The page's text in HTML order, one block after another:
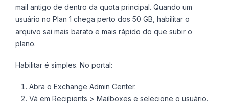
mail antigo de dentro da quota principal. Quando um
usuário no Plan 1 chega perto dos 50 GB, habilitar o
arquivo sai mais barato e mais rápido do que subir o
plano.
Habilitar é simples. No portal:
Abra o Exchange Admin Center.
Vá em Recipients > Mailboxes e selecione o usuário.